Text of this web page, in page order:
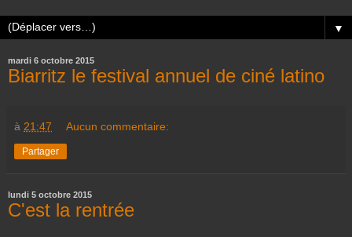
▼
mardi 6 octobre 2015
Biarritz le festival annuel de ciné latino
à 21:47 Aucun commentaire:
Partager
lundi 5 octobre 2015
C'est la rentrée